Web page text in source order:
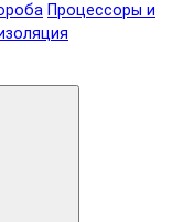
Процессоры и